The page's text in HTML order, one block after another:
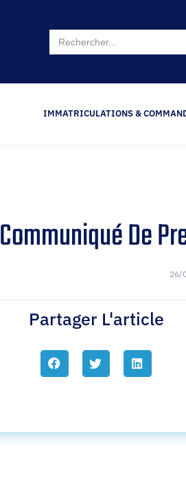
Search
for:
IMMATRICULATIONS &
Communiqué De
26/
Partager L'article